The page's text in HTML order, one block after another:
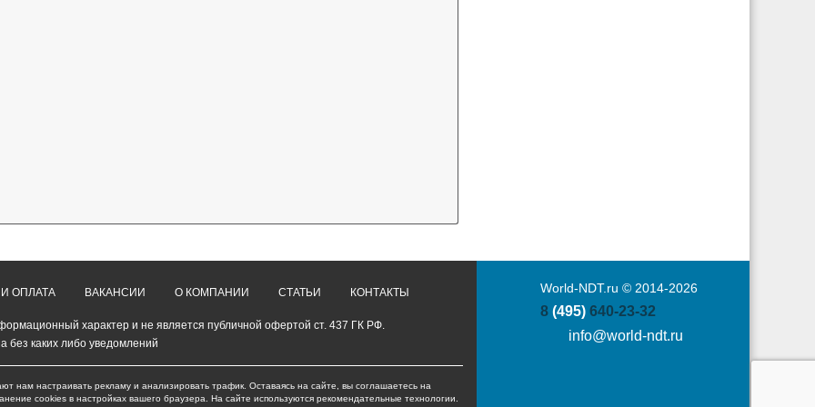
ОПЛАТА ВАКАНСИИ О КОМПАНИИ СТАТЬИ КОНТАКТЫ
характер и не является публичной офертой ст. 437 ГК РФ.
без каких либо уведомлений
нам настраивать рекламу и анализировать трафик. Оставаясь на сайте, вы соглашаетесь на
cookies в настройках вашего браузера. На сайте используются рекомендательные технологии.
World-NDT.ru © 2014-2026
8 (495) 640-23-32
info@world-ndt.ru